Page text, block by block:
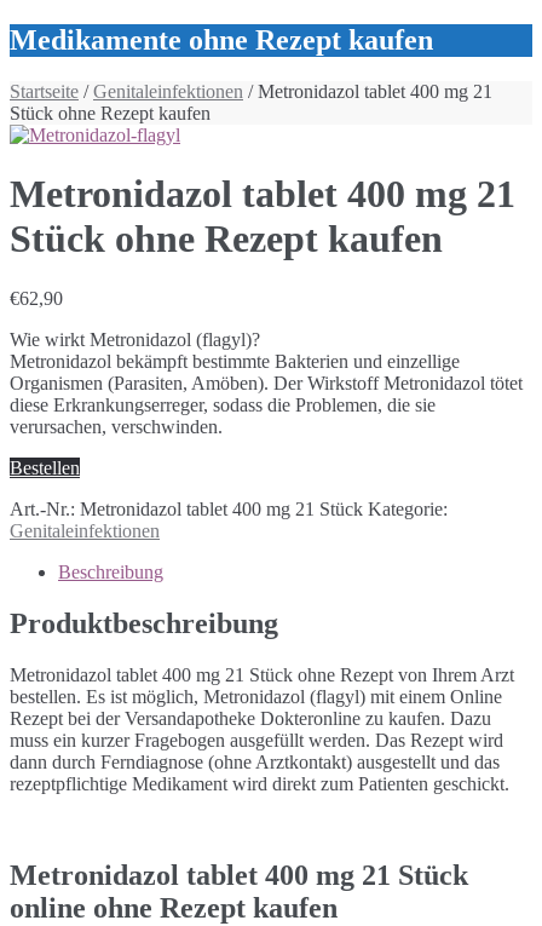
Medikamente ohne Rezept kaufen
Startseite /Genitaleinfektionen / Metronidazol tablet 400 mg 21
Stück ohne Rezept kaufen
Metronidazol tablet 400 mg 21
Stück ohne Rezept kaufen
€62,90
Wie wirkt Metronidazol (flagyl)?
Metronidazol bekämpft bestimmte Bakterien und einzellige
Organismen (Parasiten, Amöben). Der Wirkstoff Metronidazol tötet
diese Erkrankungserreger, sodass die Problemen, die sie
verursachen, verschwinden.
Bestellen
Art.-Nr.: Metronidazol tablet 400 mg 21 Stück Kategorie:
Genitaleinfektionen
Beschreibung
Produktbeschreibung
Metronidazol tablet 400 mg 21 Stück ohne Rezept von Ihrem Arzt
bestellen. Es ist möglich, Metronidazol (flagyl) mit einem Online
Rezept bei der Versandapotheke Dokteronline zu kaufen. Dazu
muss ein kurzer Fragebogen ausgefüllt werden. Das Rezept wird
dann durch Ferndiagnose (ohne Arztkontakt) ausgestellt und das
rezeptpflichtige Medikament wird direkt zum Patienten geschickt.
Metronidazol tablet 400 mg 21 Stück
online ohne Rezept kaufen